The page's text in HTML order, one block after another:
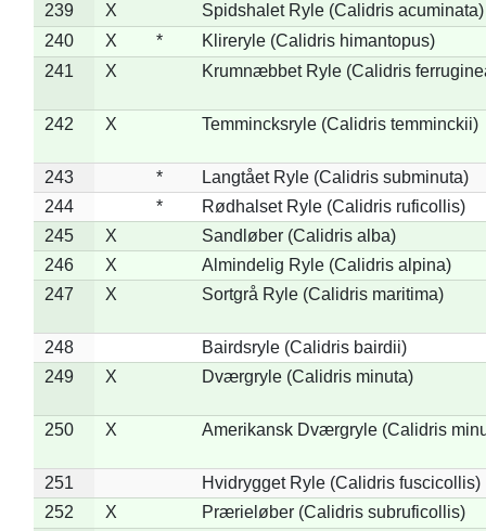
239
X
Spidshalet Ryle (Calidris acuminata)
240
X *
Klireryle (Calidris himantopus)
241
X Krumnæbbet Ryle (Calidris
242 X Temmincksryle (Calidris temminckii)
243 *
Langtået Ryle (Calidris subminuta)
244
*
Rødhalset Ryle (Calidris ruficollis)
245
X
Sandløber (Calidris alba)
246
X
Almindelig Ryle (Calidris alpina)
247
X Sortgrå Ryle (Calidris maritima)
248
Bairdsryle (Calidris bairdii)
249
X Dværgryle (Calidris minuta)
250 X Amerikansk Dværgryle (Calidris
251
Hvidrygget Ryle (Calidris fuscicollis)
252
X
Prærieløber (Calidris subruficollis)